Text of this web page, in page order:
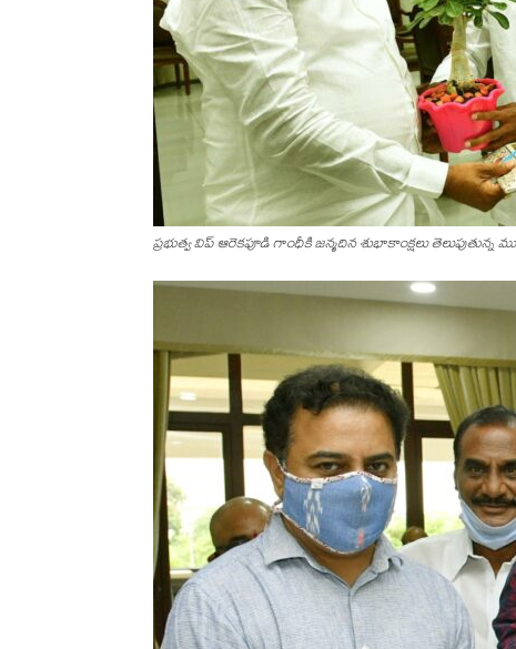
ప్రభుత్వ విప్ ఆరెకపూడి గాంధీకి జ‌న్మ‌దిన శుభాకాంక్ష‌లు తెలుపుతున్న